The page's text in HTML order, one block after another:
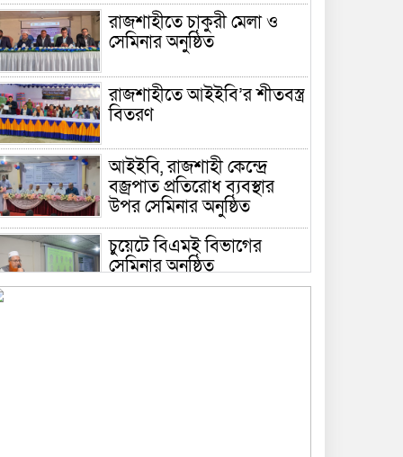
রাজশাহীতে চাকুরী মেলা ও
সেমিনার অনুষ্ঠিত
রাজশাহীতে আইইবি’র শীতবস্ত্র
বিতরণ
আইইবি, রাজশাহী কেন্দ্রে
বজ্রপাত প্রতিরোধ ব্যবস্থার
উপর সেমিনার অনুষ্ঠিত
চুয়েটে বিএমই বিভাগের
সেমিনার অনুষ্ঠিত